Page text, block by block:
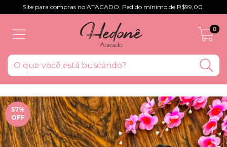
Site para compras no ATACADO. Pedido mínimo de R$99,00.
0
57%
OFF